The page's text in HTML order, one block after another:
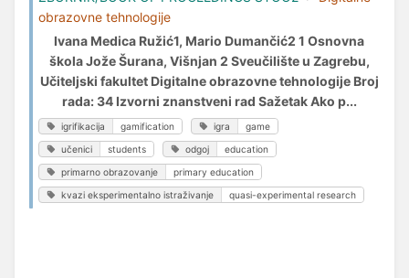
obrazovne tehnologije
Ivana Medica Ružić1, Mario Dumančić2 1 Osnovna
škola Jože Šurana, Višnjan 2 Sveučilište u Zagrebu,
Učiteljski fakultet Digitalne obrazovne tehnologije Broj
rada: 34 Izvorni znanstveni rad Sažetak Ako p...
igrifikacija gamification igra game
učenici students odgoj education
primarno obrazovanje primary education
kvazi eksperimentalno istraživanje quasi-experimental research